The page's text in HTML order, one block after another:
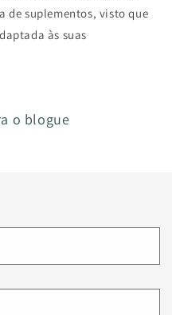
de suplementos, visto que
às suas
o blogue